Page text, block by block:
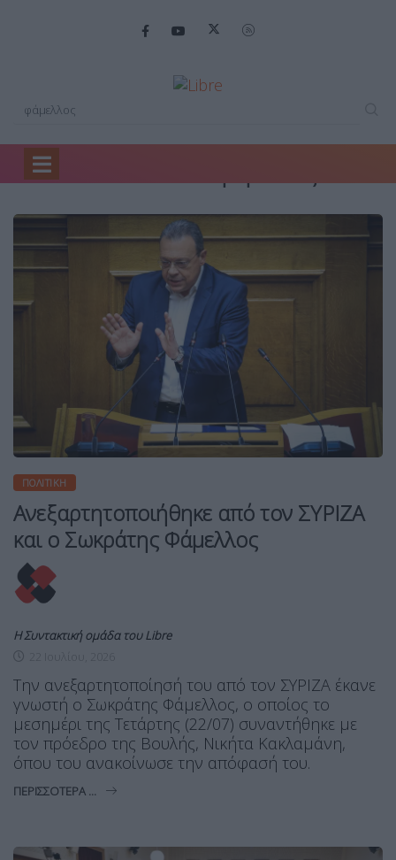
Search Results for: φάμελλος
ΠΟΛΙΤΙΚΉ
Ανεξαρτητοποιήθηκε από τον ΣΥΡΙΖΑ
και ο Σωκράτης Φάμελλος
Η Συντακτική ομάδα του Libre
Την ανεξαρτητοποίησή του από τον ΣΥΡΙΖΑ έκανε
γνωστή ο Σωκράτης Φάμελλος, ο οποίος το
μεσημέρι της Τετάρτης (22/07) συναντήθηκε με
τον πρόεδρο της Βουλής, Νικήτα Κακλαμάνη,
όπου του ανακοίνωσε την απόφασή του.
ΠΕΡΙΣΣΌΤΕΡΑ ...